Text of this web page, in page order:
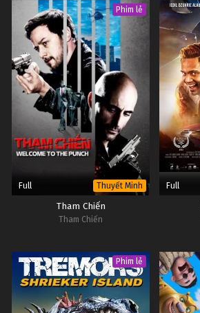
Phim lẻ
Full Thuyết Minh
Tham Chiến
Tham Chiến
Full
Phim lẻ